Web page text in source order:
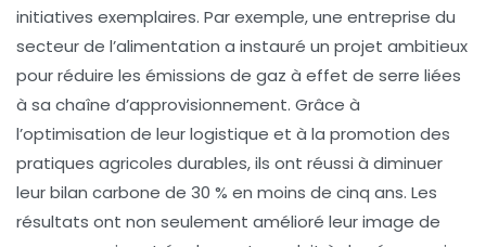
initiatives exemplaires. Par exemple, une entreprise du
secteur de l’alimentation a instauré un projet ambitieux
pour réduire les émissions de gaz à effet de serre liées
à sa chaîne d’approvisionnement. Grâce à
l’optimisation de leur logistique et à la promotion des
pratiques agricoles durables, ils ont réussi à diminuer
leurbilan carbone de 30 % en moins de cinq ans. Les
résultats ont non seulement amélioré leur image de